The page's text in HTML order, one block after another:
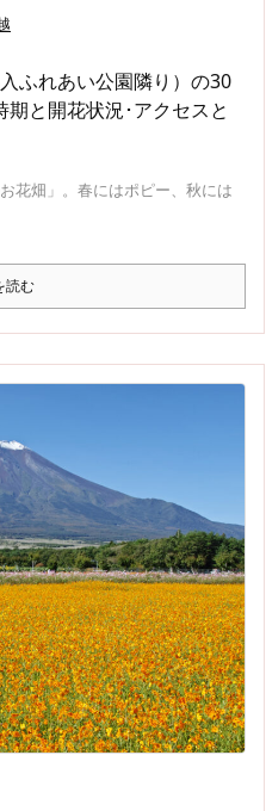
ふれあい公園隣り）の30
と開花状況･アクセスと
花畑」。春にはポピー、秋には
読む